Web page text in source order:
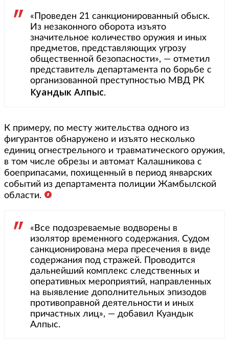
«Проведен 21 санкционированный обыск.
Из незаконного оборота изъято
значительное количество оружия и иных
предметов, представляющих угрозу
общественной безопасности», — отметил
представитель департамента по борьбе с
организованной преступностью МВД РК
Куандык Алпыс.
К примеру, по месту жительства одного из
фигурантов обнаружено и изъято несколько
единиц огнестрельного и травматического оружия,
в том числе обрезы и автомат Калашникова с
боеприпасами, похищенный в период январских
событий из департамента полиции Жамбылской
области.
«Все подозреваемые водворены в
изолятор временного содержания. Судом
санкционирована мера пресечения в виде
содержания под стражей. Проводится
дальнейший комплекс следственных и
оперативных мероприятий, направленных
на выявление дополнительных эпизодов
противоправной деятельности и иных
причастных лиц», — добавил Куандык
Алпыс.